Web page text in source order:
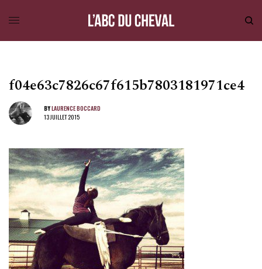
f04e63c7826c67f615b7803181971ce4
BYLAURENCE BOCCARD
13 JUILLET 2015